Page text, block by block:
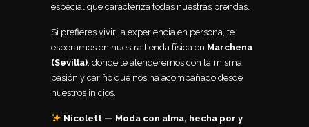
especial que caracteriza todas nuestras prendas.
Si prefieres vivir la experiencia en persona, te
esperamos en nuestra tienda física en Marchena
(Sevilla) , donde te atenderemos con la misma
pasión y cariño que nos ha acompañado desde
nuestros inicios.
Nicolett — Moda con alma, hecha por y